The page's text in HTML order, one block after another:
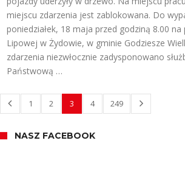
miejscu zdarzenia jest zablokowana. Do
poniedziałek, 18 maja przed godziną 8.00
Lipowej w Żydowie, w gminie Godziesze
zdarzenia niezwłocznie zadysponowano
Państwową …
1 2 3 4 249
NASZ FACEBOOK